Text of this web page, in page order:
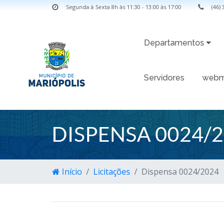
Segunda à Sexta 8h às 11:30 - 13:00 às 17:00 (46)
Departamentos
Servidores
DISPENSA 0024/
Início Licitações Dispensa 0024/2024